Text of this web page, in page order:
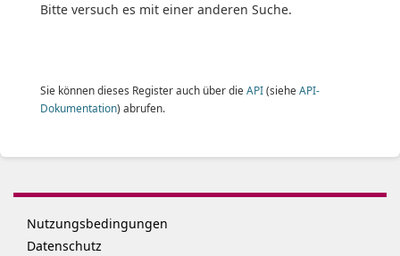
Bitte versuch es mit einer anderen Suche.
Sie können dieses Register auch über die API(siehe API-
Dokumentation) abrufen.
Nutzungsbedingungen
Datenschutz